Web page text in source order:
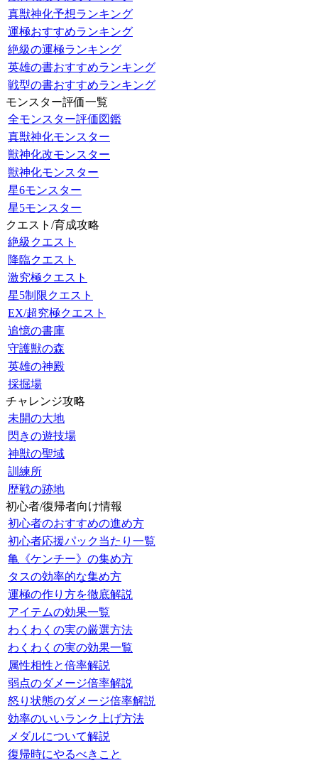
真獣神化予想ランキング
運極おすすめランキング
絶級の運極ランキング
英雄の書おすすめランキング
戦型の書おすすめランキング
モンスター評価一覧
全モンスター評価図鑑
真獣神化モンスター
獣神化改モンスター
獣神化モンスター
星6モンスター
星5モンスター
クエスト/育成攻略
絶級クエスト
降臨クエスト
激究極クエスト
星5制限クエスト
EX/超究極クエスト
追憶の書庫
守護獣の森
英雄の神殿
採掘場
チャレンジ攻略
未開の大地
閃きの遊技場
神獣の聖域
訓練所
歴戦の跡地
初心者/復帰者向け情報
初心者のおすすめの進め方
初心者応援パック当たり一覧
亀《ケンチー》の集め方
タスの効率的な集め方
運極の作り方を徹底解説
アイテムの効果一覧
わくわくの実の厳選方法
わくわくの実の効果一覧
属性相性と倍率解説
弱点のダメージ倍率解説
怒り状態のダメージ倍率解説
効率のいいランク上げ方法
メダルについて解説
復帰時にやるべきこと